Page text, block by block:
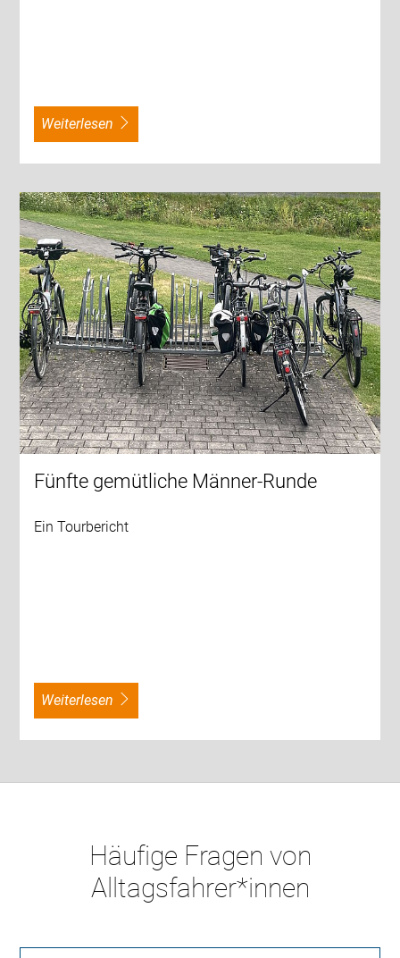
weiterlesen
Fünfte gemütliche Männer-Runde
Ein Tourbericht
weiterlesen
Häufige Fragen von
Alltagsfahrer*innen